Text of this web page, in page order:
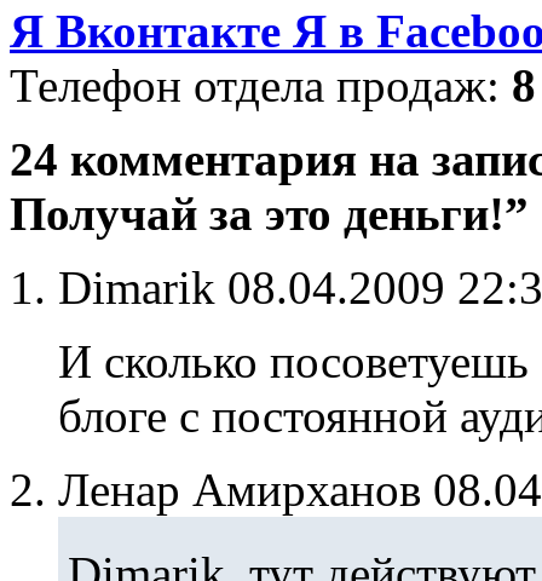
Я Вконтакте Я в
Телефон отдела продаж:
24 комментария на
Получай за это деньги!”
Dimarik 08.04.2009
И сколько
блоге с постоянной
Ленар Амирханов